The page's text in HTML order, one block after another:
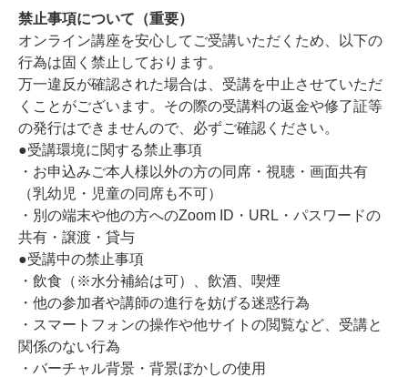
禁止事項について（重要）
オンライン講座を安心してご受講いただくため、以下の
行為は固く禁止しております。
万一違反が確認された場合は、受講を中止させていただ
くことがございます。その際の受講料の返金や修了証等
の発行はできませんので、必ずご確認ください。
●受講環境に関する禁止事項
・お申込みご本人様以外の方の同席・視聴・画面共有
（乳幼児・児童の同席も不可）
・別の端末や他の方へのZoom ID・URL・パスワードの
共有・譲渡・貸与
●受講中の禁止事項
・飲食（※水分補給は可）、飲酒、喫煙
・他の参加者や講師の進行を妨げる迷惑行為
・スマートフォンの操作や他サイトの閲覧など、受講と
関係のない行為
・バーチャル背景・背景ぼかしの使用